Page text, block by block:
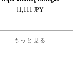
11,111 JPY
もっと見る